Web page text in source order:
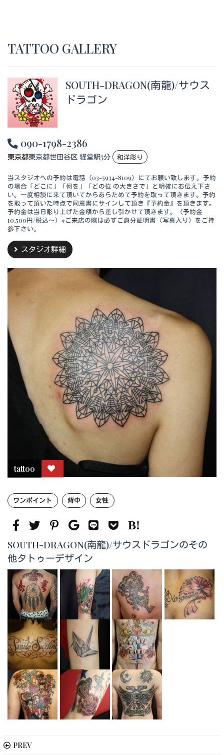
TATTOO GALLERY
SOUTH-DRAGON(南龍)/サウス
ドラゴン
090-1798-2386
東京都東京都世田谷区 経堂駅5分 和洋彫り
当スタジオへの予約は電話（03-5934-8109）にてお願い致します。予約
の場合「どこに」「何を」「どの位 の大きさで」と明確にお伝え下さ
い。一度相談に来て頂いてからあらためて予約を取って頂きます。予約
を取って頂いた時点で同意書にサインして頂き『予約金』を頂きます。
予約金は当日彫り上げた金額から差し引かせて頂きます。（予約金
10,500円/税込～）※ご来店の際は必ずご身分証明書（写真入り）をご持
参下さい。
スタジオ詳細
tattoo
ワンポイント 背中 女性
SOUTH-DRAGON(南龍)/サウスドラゴンのその
他タトゥーデザイン
PREV